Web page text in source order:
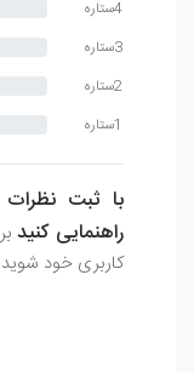
4ستاره
3ستاره
2ستاره
1ستاره
با ثبت نظرات
راهنمایی کنید
کاربری خود